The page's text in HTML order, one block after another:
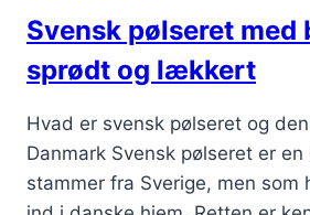
Svensk pølseret med
sprødt og lækkert
Hvad er svensk pølseret og
Danmark Svensk pølseret er
stammer fra Sverige, men som